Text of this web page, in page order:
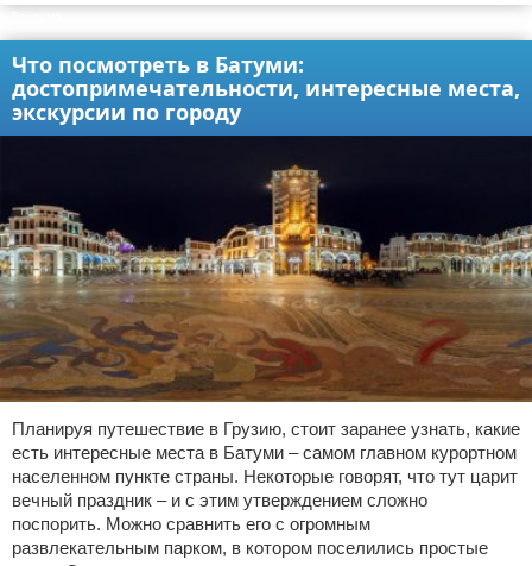
Что посмотреть в Батуми:
достопримечательности, интересные места,
экскурсии по городу
Планируя путешествие в Грузию, стоит заранее узнать, какие
есть интересные места в Батуми – самом главном курортном
населенном пункте страны. Некоторые говорят, что тут царит
вечный праздник – и с этим утверждением сложно
поспорить. Можно сравнить его с огромным
развлекательным парком, в котором поселились простые